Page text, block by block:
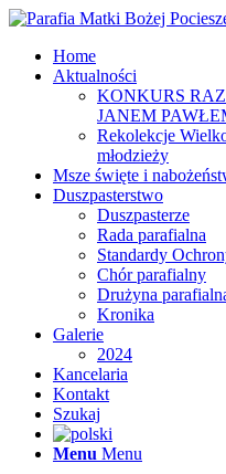
Home
Aktualności
KONKURS
JANEM
Rekolekcje
młodzieży
Msze święte i
Duszpasterstwo
Duszpasterze
Rada parafialna
Standardy
Chór parafialny
Drużyna
Kronika
Galerie
2024
Kancelaria
Kontakt
Szukaj
Menu Menu